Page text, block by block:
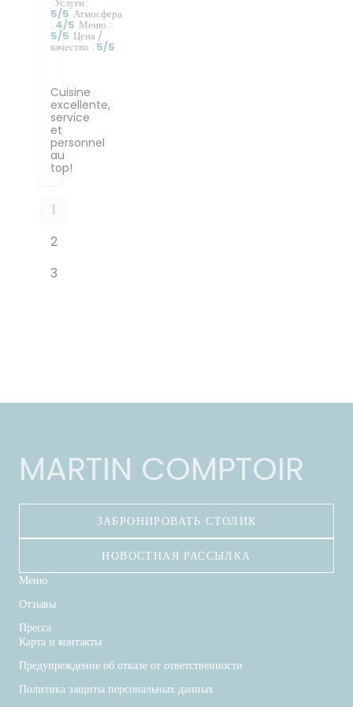
5/5 Атмосфера
: 4/5 Меню :
5/5 Цена /
качество : 5/5
Cuisine
excellente,
service
et
personnel
au
top!
1
2
3
MARTIN COMPTOIR
ЗАБРОНИРОВАТЬ СТОЛИК
НОВОСТНАЯ РАССЫЛКА
Меню
Отзывы
Пресса
Карта и контакты
Предупреждение об отказе от ответственности
Политика защиты персональных данных